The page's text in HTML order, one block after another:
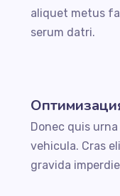
aliquet metus
serum datri.
Donec quis
vehicula. Cras
gravida